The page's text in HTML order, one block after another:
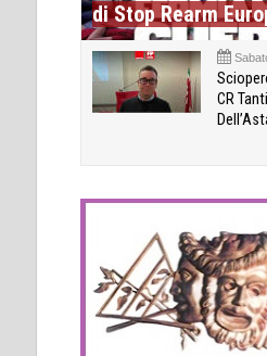
di Stop Rearm
CR